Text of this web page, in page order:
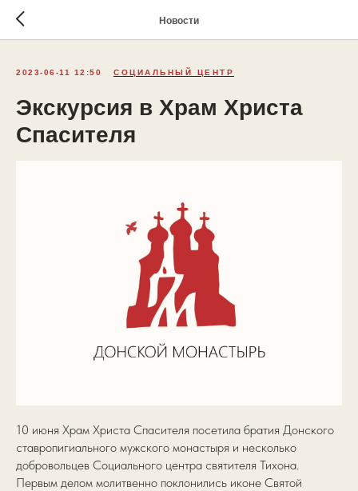
Новости
2023-06-11 12:50 СОЦИАЛЬНЫЙ ЦЕНТР
Экскурсия в Храм Христа
Спасителя
10 июня Храм Христа Спасителя посетила братия Донского
ставропигиального мужского монастыря и несколько
добровольцев Социального центра святителя Тихона.
Первым делом молитвенно поклонились иконе Святой